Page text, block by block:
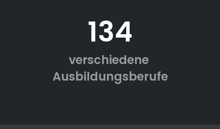
134
verschiedene
Ausbildungsberufe